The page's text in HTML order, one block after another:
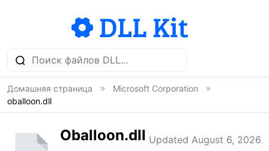
Домашняя страница
Microsoft Corporation
oballoon.dll
Oballoon.dll Updated August 6, 2026